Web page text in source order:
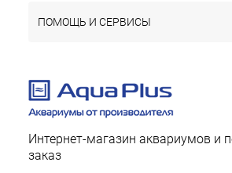
ПОМОЩЬ И СЕРВИСЫ
Интернет-магазин аквариумов и
заказ